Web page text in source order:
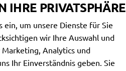
SELECTION 1.0 TSI DSG*PDC-HINTEN*TEMPOMAT*SMARTLINK*SHZ*LED*KLIMAAUTOMATIK*
IHRE PRIVATSPHÄRE
ein, um unsere Dienste für Sie
wir Ihre Auswahl und
Analytics und
Ihr Einverständnis geben. Sie